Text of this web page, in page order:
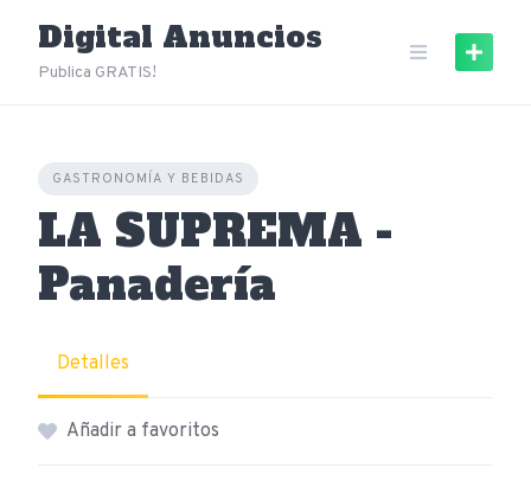
content
Digital Anuncios
Publica GRATIS!
GASTRONOMÍA Y BEBIDAS
LA SUPREMA -
Panadería
Detalles
Añadir a favoritos